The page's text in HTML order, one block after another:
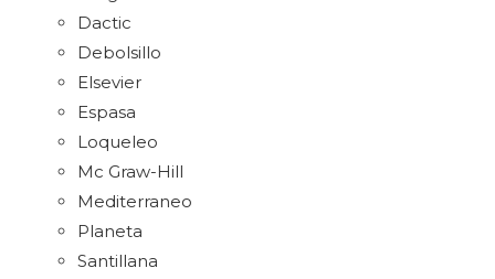
Dactic
Debolsillo
Elsevier
Espasa
Loqueleo
Mc Graw-Hill
Mediterraneo
Planeta
Santillana